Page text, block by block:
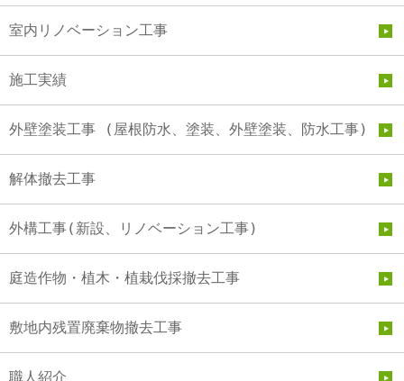
室内リノベーション工事
施工実績
外壁塗装工事 (屋根防水、塗装、外壁塗装、防水工事)
解体撤去工事
外構工事(新設、リノベーション工事)
庭造作物・植木・植栽伐採撤去工事
敷地内残置廃棄物撤去工事
職人紹介